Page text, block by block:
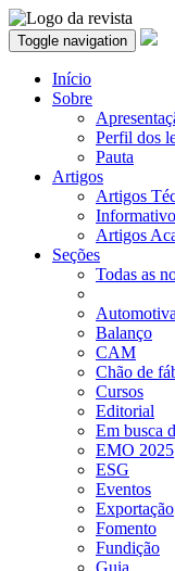
Toggle navigation
Início
Sobre
Perfil dos
Pauta
Artigos
Artigos
Artigos
Seções
Todas as
Automotiva
Balanço
CAM
Chão de
Cursos
Editorial
Em busca
EMO 2025
ESG
Eventos
Exportação
Fomento
Fundição
Guia